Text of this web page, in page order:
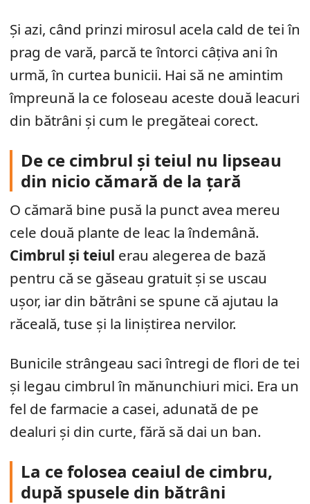
Și azi, când prinzi mirosul acela cald de tei în
prag de vară, parcă te întorci câțiva ani în
urmă, în curtea bunicii. Hai să ne amintim
împreună la ce foloseau aceste două leacuri
din bătrâni și cum le pregăteai corect.
De ce cimbrul și teiul nu lipseau
din nicio cămară de la țară
O cămară bine pusă la punct avea mereu
cele două plante de leac la îndemână.
Cimbrul și teiul erau alegerea de bază
pentru că se găseau gratuit și se uscau
ușor, iar din bătrâni se spune că ajutau la
răceală, tuse și la liniștirea nervilor.
Bunicile strângeau saci întregi de flori de tei
și legau cimbrul în mănunchiuri mici. Era un
fel de farmacie a casei, adunată de pe
dealuri și din curte, fără să dai un ban.
La ce folosea ceaiul de cimbru,
după spusele din bătrâni